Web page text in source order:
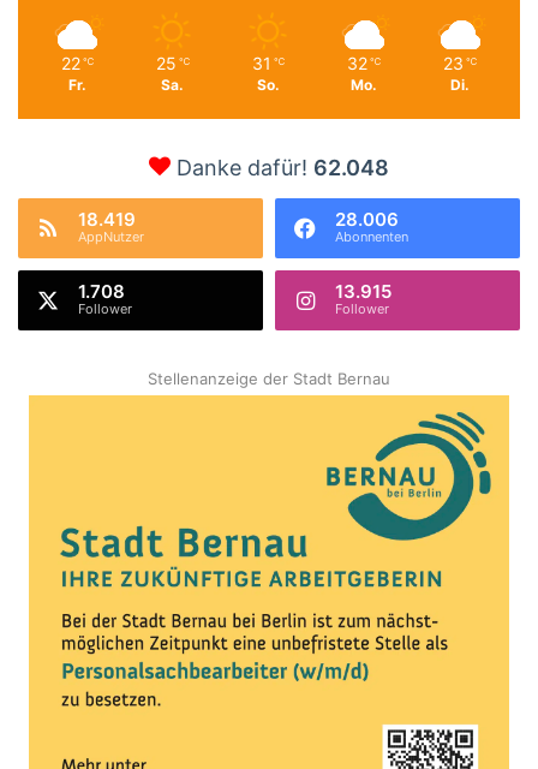
22 ℃
Fr.
25 ℃
Sa.
31 ℃
So.
32 ℃
Mo.
23 ℃
Di.
Danke dafür! 62.048
18.419
AppNutzer
28.006
Abonnenten
1.708
Follower
13.915
Follower
Stellenanzeige der Stadt Bernau